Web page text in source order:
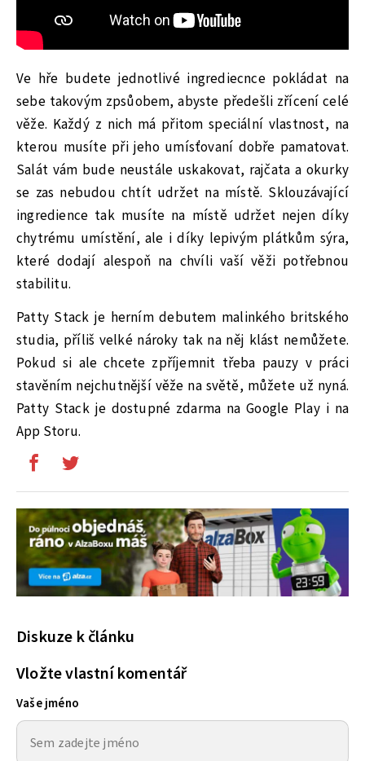
Ve hře budete jednotlivé ingrediecnce pokládat na
sebe takovým zpsůobem, abyste předešli zřícení celé
věže. Každý z nich má přitom speciální vlastnost, na
kterou musíte při jeho umísťovaní dobře pamatovat.
Salát vám bude neustále uskakovat, rajčata a okurky
se zas nebudou chtít udržet na místě. Sklouzávající
ingredience tak musíte na místě udržet nejen díky
chytrému umístění, ale i díky lepivým plátkům sýra,
které dodají alespoň na chvíli vaší věži potřebnou
stabilitu.
Patty Stack je herním debutem malinkého britského
studia, příliš velké nároky tak na něj klást nemůžete.
Pokud si ale chcete zpříjemnit třeba pauzy v práci
stavěním nejchutnější věže na světě, můžete už nyná.
Patty Stack je dostupné zdarma na Google Play i na
App Storu.
Diskuze k článku
Vložte vlastní komentář
Vaše jméno